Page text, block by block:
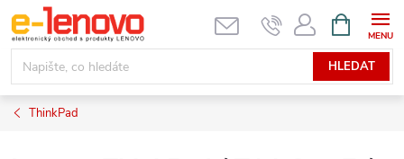
Přejít
na
obsah
HLEDAT
NÁKUPNÍ
KOŠÍK
ThinkPad